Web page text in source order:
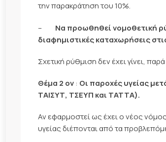
την παρακράτηση του 10%.
– Να προωθηθεί νομοθετική
διαφημιστικές καταχωρήσεις
Σχετική ρύθμιση δεν έχει γίνει,
Θέμα 2 ον: Οι παροχές υγείας
ΤΑΙΣΥΤ, ΤΣΕΥΠ και ΤΑΤΤΑ).
Αν εφαρμοστεί ως έχει ο νέος
υγείας διέπονται από τα